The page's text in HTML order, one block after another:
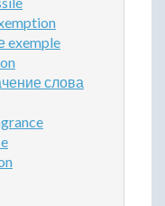
exemple
слова